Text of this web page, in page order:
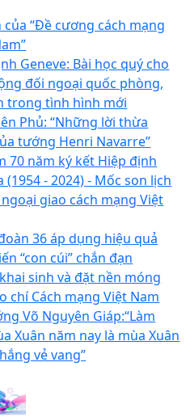
của “Đề cương cách mạng
Geneve: Bài học quý cho
đối ngoại quốc phòng,
trong tình hình mới
Phủ: “Những lời thừa
tướng Henri Navarre”
70 năm ký kết Hiệp định
(1954 - 2024) - Mốc son lịch
giao cách mạng Việt
36 áp dụng hiệu quả
“con cúi” chắn đạn
sinh và đặt nền móng
chí Cách mạng Việt Nam
Võ Nguyên Giáp:“Làm
Xuân năm nay là mùa Xuân
vẻ vang”